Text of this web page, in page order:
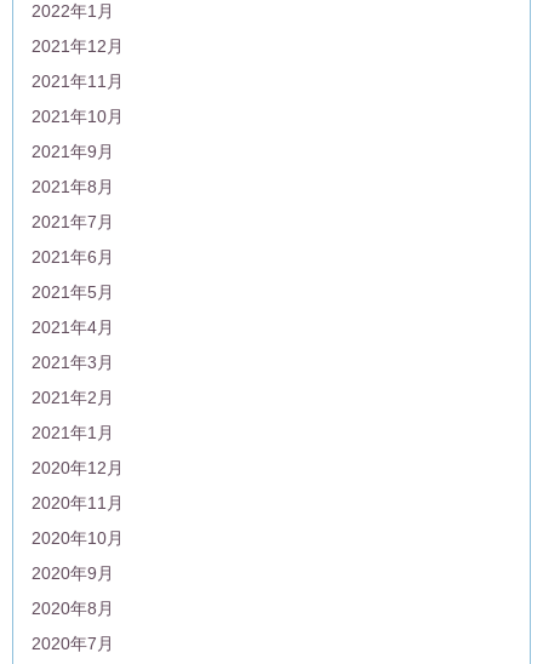
2022年1月
2021年12月
2021年11月
2021年10月
2021年9月
2021年8月
2021年7月
2021年6月
2021年5月
2021年4月
2021年3月
2021年2月
2021年1月
2020年12月
2020年11月
2020年10月
2020年9月
2020年8月
2020年7月